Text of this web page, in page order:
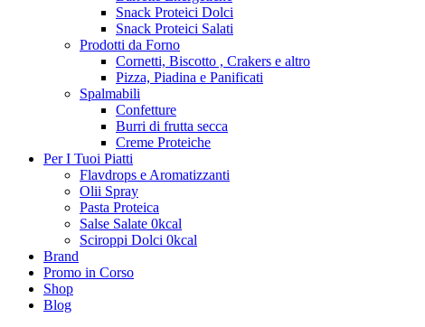
Snack Proteici Dolci
Snack Proteici Salati
Prodotti da Forno
Cornetti, Biscotto , Crakers e altro
Pizza, Piadina e Panificati
Spalmabili
Confetture
Burri di frutta secca
Creme Proteiche
Per I Tuoi Piatti
Flavdrops e Aromatizzanti
Olii Spray
Pasta Proteica
Salse Salate 0kcal
Sciroppi Dolci 0kcal
Brand
Promo in Corso
Shop
Blog